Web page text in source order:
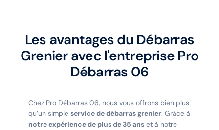
Les avantages du Débarras
Grenier avec l'entreprise Pro
Débarras 06
Chez Pro Débarras 06, nous vous offrons bien plus
qu’un simpleservice de débarras grenier. Grâce à
notre expérience de plus de 35 ans et à notre